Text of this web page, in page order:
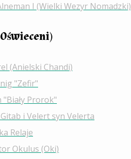
I (Wielki Wezyr Nomadzki)
(Anielski Chandi)
"Zefir"
Prorok"
i Velert syn Velerta
Relaje
Okulus (Oki)